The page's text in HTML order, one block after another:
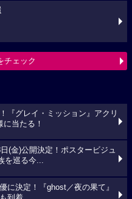
チェック
『グレイ・ミッション』アクリ
当たる！
(金)公開決定！ポスタービジュ
を巡る今...
に決定！『ghost／夜の果て』